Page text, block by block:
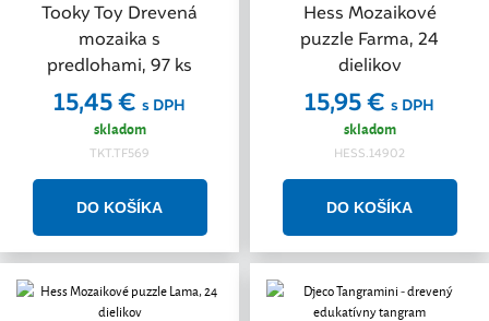
Tooky Toy Drevená
mozaika s
predlohami, 97 ks
15,45 € s DPH
skladom
TKT.TF569
Hess Mozaikové
puzzle Farma, 24
dielikov
15,95 € s DPH
skladom
HESS.14902